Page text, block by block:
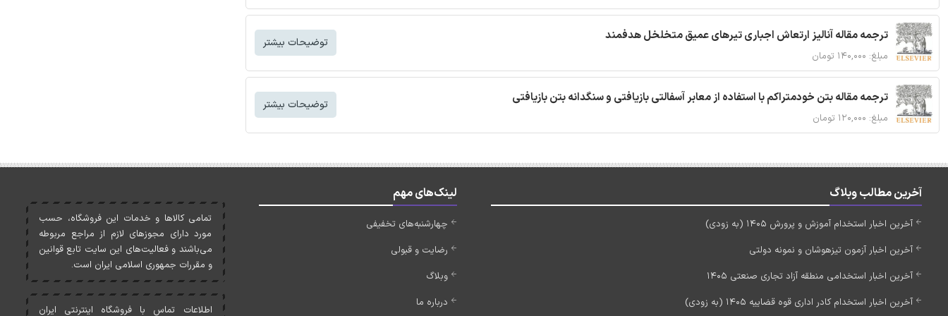
ترجمه مقاله آنالیز ارتعاش اجباری تیرهای عمیق متخلخل هدفمند
مبلغ: ۱۴۰,۰۰۰ تومان
توضیحات بیشتر
ترجمه مقاله بتن خودمتراکم با استفاده از معابر آسفالتی بازیافتی و سنگدانه بتن بازیافتی
مبلغ: ۱۲۰,۰۰۰ تومان
توضیحات بیشتر
آخرین مطالب وبلاگ
آخرین اخبار استخدام آموزش و پرورش 1405 (به زودی)
آخرین اخبار آزمون تیزهوشان و نمونه دولتی
آخرین اخبار استخدامی منطقه آزاد تجاری صنعتی 1405
آخرین اخبار استخدام کادر اداری قوه قضاییه 1405 (به زودی)
لینک‌های مهم
چهارشنبه‌های تخفیفی
رضایت و قبولی
وبلاگ
درباره ما
تمامی کالاها و خدمات اين فروشگاه، حسب
مورد دارای مجوزهای لازم از مراجع مربوطه
می‌باشند و فعاليت‌های اين سايت تابع قوانين
و مقررات جمهوری اسلامی ايران است.
اطلاعات تماس با فروشگاه اینترنتی ایران